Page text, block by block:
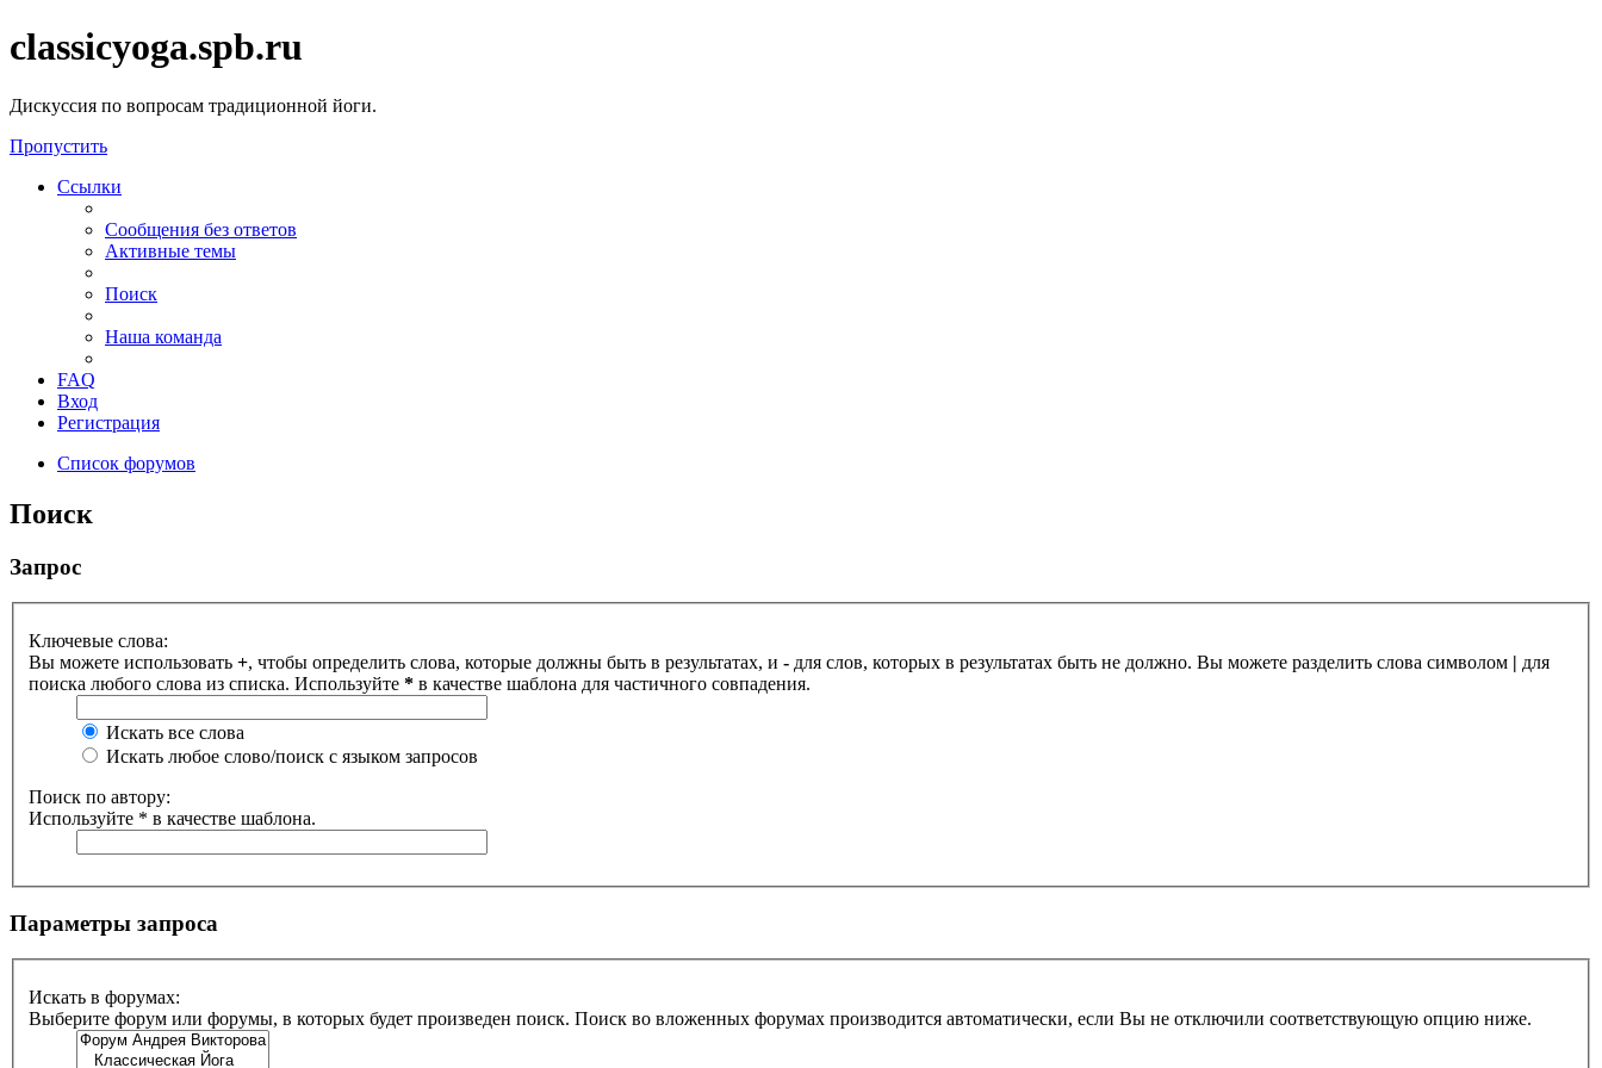
classicyoga.spb.ru
Дискуссия по вопросам традиционной йоги.
Пропустить
Ссылки
Сообщения без ответов
Активные темы
Поиск
Наша команда
FAQ
Вход
Регистрация
Список форумов
Поиск
Запрос
Ключевые слова:
Вы можете использовать +, чтобы определить слова, которые должны быть в результатах, и - для слов, которых в результатах быть не должно. Вы можете разделить слова символом | для
поиска любого слова из списка. Используйте * в качестве шаблона для частичного совпадения.
Искать все слова
Искать любое слово/поиск с языком запросов
Поиск по автору:
Используйте * в качестве шаблона.
Параметры запроса
Искать в форумах:
Выберите форум или форумы, в которых будет произведен поиск. Поиск во вложенных форумах производится автоматически, если Вы не отключили соответствующую опцию ниже.